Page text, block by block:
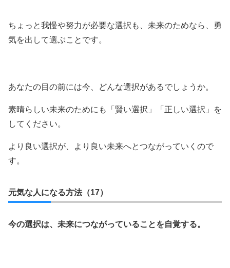
ちょっと我慢や努力が必要な選択も、未来のためなら、勇
気を出して選ぶことです。
あなたの目の前には今、どんな選択があるでしょうか。
素晴らしい未来のためにも「賢い選択」「正しい選択」を
してください。
より良い選択が、より良い未来へとつながっていくので
す。
元気な人になる方法（17）
今の選択は、未来につながっていることを自覚する。